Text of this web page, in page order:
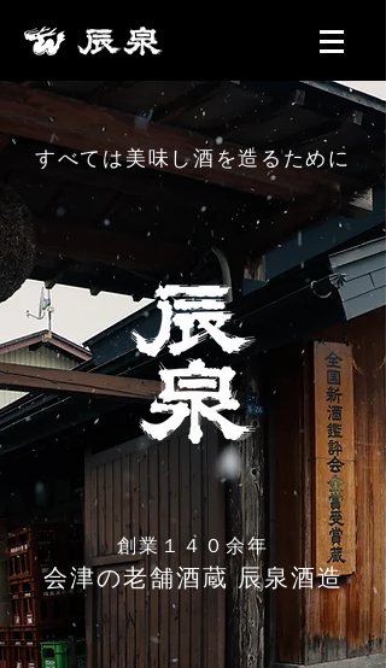
創業１４０余年
会津の老舗酒蔵 辰泉酒造
すべては美味し酒を造るために